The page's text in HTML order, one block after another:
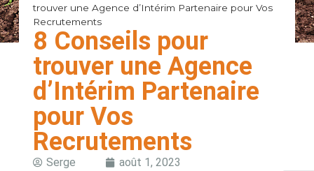
trouver une Agence d’Intérim Partenaire pour Vos
Recrutements
8 Conseils pour
trouver une Agence
d’Intérim Partenaire
pour Vos
Recrutements
Serge août 1, 2023